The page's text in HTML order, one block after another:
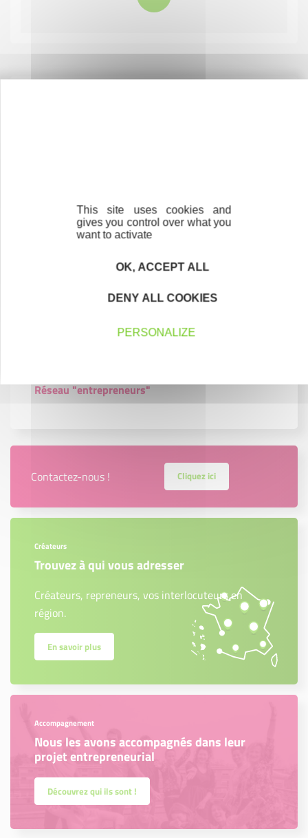
Gouvernance et équipe
Chiffres-clés
Chiffres clés 2025
Chiffres clés 2024
Chiffres clés 2023
Réseau "entrepreneurs"
Contactez-nous ! Cliquez ici
Créateurs
Trouvez à qui vous adresser
Créateurs, repreneurs, vos interlocuteurs en
région.
En savoir plus
Accompagnement
Nous les avons accompagnés dans leur
projet entrepreneurial
Découvrez qui ils sont !
This site uses cookies and
gives you control over what you
want to activate
OK, ACCEPT ALL
DENY ALL COOKIES
PERSONALIZE